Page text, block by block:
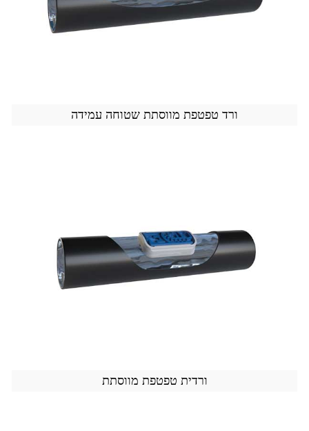
ורד טפטפת מווסתת שטוחה עמידה
ורדית טפטפת מווסתת